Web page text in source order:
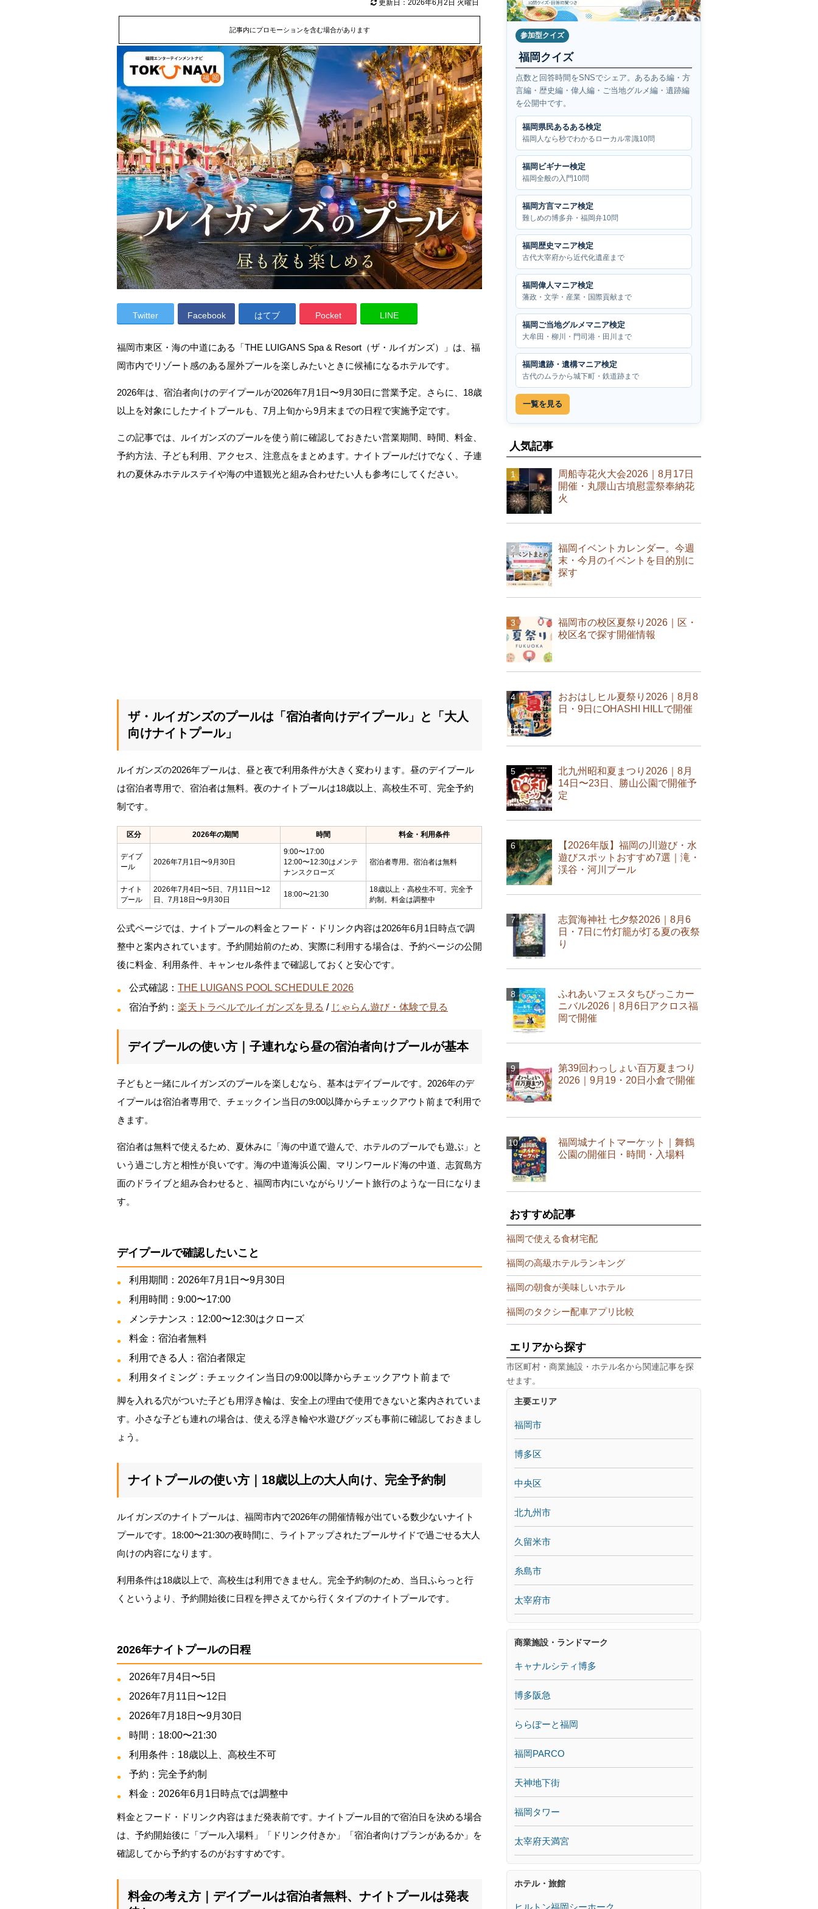
更新日：2026年6月2日 火曜日
記事内にプロモーションを含む場合があります
Twitter Facebook はてブ Pocket LINE
福岡市東区・海の中道にある「THE LUIGANS Spa & Resort（ザ・ルイガンズ）」は、福
岡市内でリゾート感のある屋外プールを楽しみたいときに候補になるホテルです。
2026年は、宿泊者向けのデイプールが2026年7月1日〜9月30日に営業予定。さらに、18歳
以上を対象にしたナイトプールも、7月上旬から9月末までの日程で実施予定です。
この記事では、ルイガンズのプールを使う前に確認しておきたい営業期間、時間、料金、
予約方法、子ども利用、アクセス、注意点をまとめます。ナイトプールだけでなく、子連
れの夏休みホテルステイや海の中道観光と組み合わせたい人も参考にしてください。
ザ・ルイガンズのプールは「宿泊者向けデイプール」と「大人
向けナイトプール」
ルイガンズの2026年プールは、昼と夜で利用条件が大きく変わります。昼のデイプール
は宿泊者専用で、宿泊者は無料。夜のナイトプールは18歳以上、高校生不可、完全予約
制です。
区分 2026年の期間 時間 料金・利用条件
デイプ
ール
2026年7月1日〜9月30日
9:00〜17:00
12:00〜12:30はメンテ
ナンスクローズ
宿泊者専用。宿泊者は無料
ナイト
プール
2026年7月4日〜5日、7月11日〜12
日、7月18日〜9月30日
18:00〜21:30
18歳以上・高校生不可。完全予
約制。料金は調整中
公式ページでは、ナイトプールの料金とフード・ドリンク内容は2026年6月1日時点で調
整中と案内されています。予約開始前のため、実際に利用する場合は、予約ページの公開
後に料金、利用条件、キャンセル条件まで確認しておくと安心です。
公式確認： THE LUIGANS POOL SCHEDULE 2026
宿泊予約： 楽天トラベルでルイガンズを見る / じゃらん遊び・体験で見る
デイプールの使い方｜子連れなら昼の宿泊者向けプールが基本
子どもと一緒にルイガンズのプールを楽しむなら、基本はデイプールです。2026年のデ
イプールは宿泊者専用で、チェックイン当日の9:00以降からチェックアウト前まで利用で
きます。
宿泊者は無料で使えるため、夏休みに「海の中道で遊んで、ホテルのプールでも遊ぶ」と
いう過ごし方と相性が良いです。海の中道海浜公園、マリンワールド海の中道、志賀島方
面のドライブと組み合わせると、福岡市内にいながらリゾート旅行のような一日になりま
す。
デイプールで確認したいこと
利用期間：2026年7月1日〜9月30日
利用時間：9:00〜17:00
メンテナンス：12:00〜12:30はクローズ
料金：宿泊者無料
利用できる人：宿泊者限定
利用タイミング：チェックイン当日の9:00以降からチェックアウト前まで
脚を入れる穴がついた子ども用浮き輪は、安全上の理由で使用できないと案内されていま
す。小さな子ども連れの場合は、使える浮き輪や水遊びグッズも事前に確認しておきまし
ょう。
ナイトプールの使い方｜18歳以上の大人向け、完全予約制
ルイガンズのナイトプールは、福岡市内で2026年の開催情報が出ている数少ないナイト
プールです。18:00〜21:30の夜時間に、ライトアップされたプールサイドで過ごせる大人
向けの内容になります。
利用条件は18歳以上で、高校生は利用できません。完全予約制のため、当日ふらっと行
くというより、予約開始後に日程を押さえてから行くタイプのナイトプールです。
2026年ナイトプールの日程
2026年7月4日〜5日
2026年7月11日〜12日
2026年7月18日〜9月30日
時間：18:00〜21:30
利用条件：18歳以上、高校生不可
予約：完全予約制
料金：2026年6月1日時点では調整中
料金とフード・ドリンク内容はまだ発表前です。ナイトプール目的で宿泊日を決める場合
は、予約開始後に「プール入場料」「ドリンク付きか」「宿泊者向けプランがあるか」を
確認してから予約するのがおすすめです。
料金の考え方｜デイプールは宿泊者無料、ナイトプールは発表
参加型クイズ
福岡クイズ
点数と回答時間をSNSでシェア。あるある編・方
言編・歴史編・偉人編・ご当地グルメ編・遺跡編
を公開中です。
福岡県民あるある検定
福岡人なら秒でわかるローカル常識10問
福岡ビギナー検定
福岡全般の入門10問
福岡方言マニア検定
難しめの博多弁・福岡弁10問
福岡歴史マニア検定
古代大宰府から近代化遺産まで
福岡偉人マニア検定
藩政・文学・産業・国際貢献まで
福岡ご当地グルメマニア検定
大牟田・柳川・門司港・田川まで
福岡遺跡・遺構マニア検定
古代のムラから城下町・鉄道跡まで
一覧を見る
人気記事
周船寺花火大会2026｜8月17日
開催・丸隈山古墳慰霊祭奉納花
火
福岡イベントカレンダー。今週
末・今月のイベントを目的別に
探す
福岡市の校区夏祭り2026｜区・
校区名で探す開催情報
おおはしヒル夏祭り2026｜8月8
日・9日にOHASHI HILLで開催
北九州昭和夏まつり2026｜8月
14日〜23日、勝山公園で開催予
定
【2026年版】福岡の川遊び・水
遊びスポットおすすめ7選｜滝・
渓谷・河川プール
志賀海神社 七夕祭2026｜8月6
日・7日に竹灯籠が灯る夏の夜祭
り
ふれあいフェスタちびっこカー
ニバル2026｜8月6日アクロス福
岡で開催
第39回わっしょい百万夏まつり
2026｜9月19・20日小倉で開催
福岡城ナイトマーケット｜舞鶴
公園の開催日・時間・入場料
おすすめ記事
福岡で使える食材宅配
福岡の高級ホテルランキング
福岡の朝食が美味しいホテル
福岡のタクシー配車アプリ比較
エリアから探す
市区町村・商業施設・ホテル名から関連記事を探
せます。
主要エリア
福岡市
博多区
中央区
北九州市
久留米市
糸島市
太宰府市
商業施設・ランドマーク
キャナルシティ博多
博多阪急
ららぽーと福岡
福岡PARCO
天神地下街
福岡タワー
太宰府天満宮
ホテル・旅館
ヒルトン福岡シーホーク